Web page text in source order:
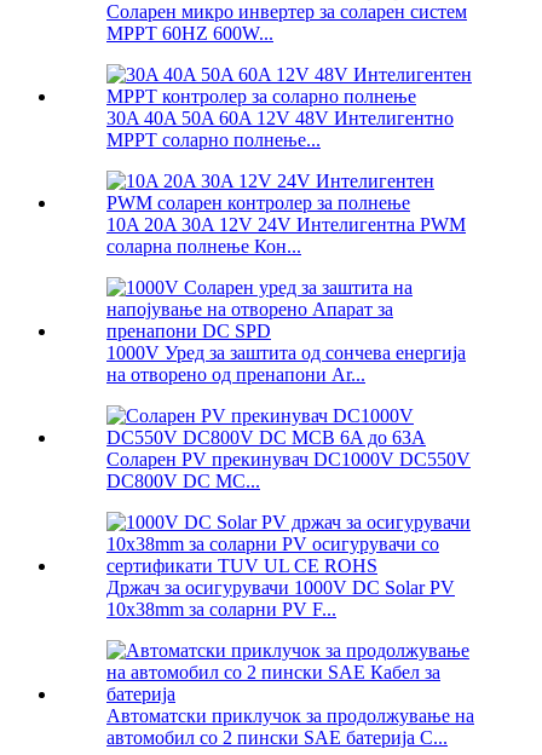
Соларен микро инвертер за соларен систем
MPPT 60HZ 600W...
30A 40A 50A 60A 12V 48V Интелигентно
MPPT соларно полнење...
10A 20A 30A 12V 24V Интелигентна PWM
соларна полнење Кон...
1000V Уред за заштита од сончева енергија
на отворено од пренапони Ar...
Соларен PV прекинувач DC1000V DC550V
DC800V DC MC...
Држач за осигурувачи 1000V DC Solar PV
10x38mm за соларни PV F...
Автоматски приклучок за продолжување на
автомобил со 2 пински SAE батерија C...